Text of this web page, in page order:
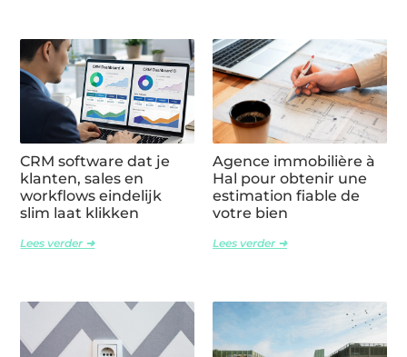
CRM software dat je
klanten, sales en
workflows eindelijk
slim laat klikken
Lees verder ➜
Agence immobilière à
Hal pour obtenir une
estimation fiable de
votre bien
Lees verder ➜